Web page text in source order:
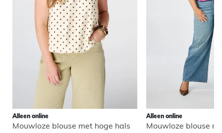
Alleen online
Mouwloze blouse met hoge hals
Alleen online
Mouwloze blouse